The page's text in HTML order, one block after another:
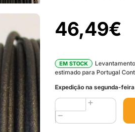
46,49€
EM STOCK
estimado para Portugal
Expedição na segunda-
Quantidade
de
HTPLA